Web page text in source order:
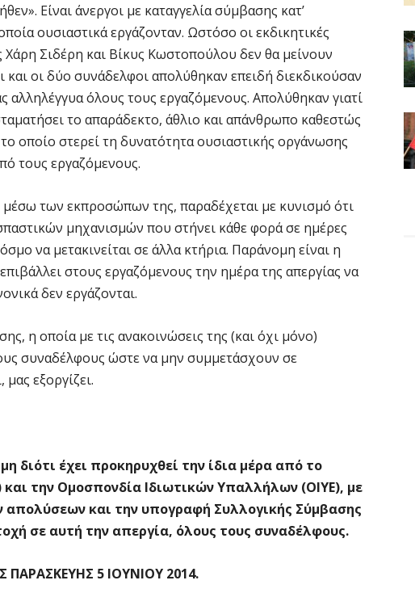
Είναι άνεργοι με καταγγελία σύμβασης κατ’
ουσιαστικά εργάζονταν. Ωστόσο οι εκδικητικές
Σιδέρη και Βίκυς Κωστοπούλου δεν θα μείνουν
και οι δύο συνάδελφοι απολύθηκαν επειδή διεκδικούσαν
αλληλέγγυα όλους τους εργαζόμενους. Απολύθηκαν γιατί
το απαράδεκτο, άθλιο και απάνθρωπο καθεστώς
οποίο στερεί τη δυνατότητα ουσιαστικής οργάνωσης
τους εργαζόμενους.
των εκπροσώπων της, παραδέχεται με κυνισμό ότι
μηχανισμών που στήνει κάθε φορά σε ημέρες
να μετακινείται σε άλλα κτήρια. Παράνομη είναι η
στους εργαζόμενους την ημέρα της απεργίας να
δεν εργάζονται.
η οποία με τις ανακοινώσεις της (και όχι μόνο)
συναδέλφους ώστε να μην συμμετάσχουν σε
εξοργίζει.
διότι έχει προκηρυχθεί την ίδια μέρα από το
και την Ομοσπονδία Ιδιωτικών Υπαλλήλων (ΟΙΥΕ), με
απολύσεων και την υπογραφή Συλλογικής Σύμβασης
σε αυτή την απεργία, όλους τους συναδέλφους.
5 ΙΟΥΝΙΟΥ 2014.